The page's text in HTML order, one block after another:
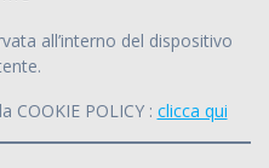
all’interno del dispositivo
COOKIE POLICY : clicca qui